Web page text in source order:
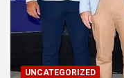
UNCATEGORIZED